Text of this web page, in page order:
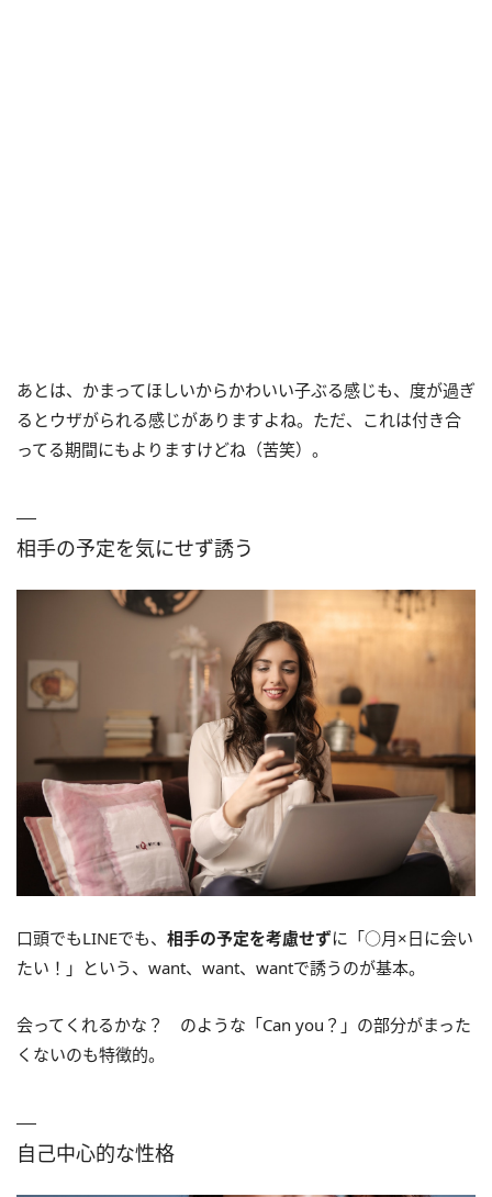
あとは、かまってほしいからかわいい子ぶる感じも、度が過ぎ
るとウザがられる感じがありますよね。ただ、これは付き合
ってる期間にもよりますけどね（苦笑）。
相手の予定を気にせず誘う
口頭でもLINEでも、 相手の予定を考慮せずに「○月×日に会い
たい！」という、want、want、wantで誘うのが基本。
会ってくれるかな？ のような「Can you？」の部分がまった
くないのも特徴的。
自己中心的な性格